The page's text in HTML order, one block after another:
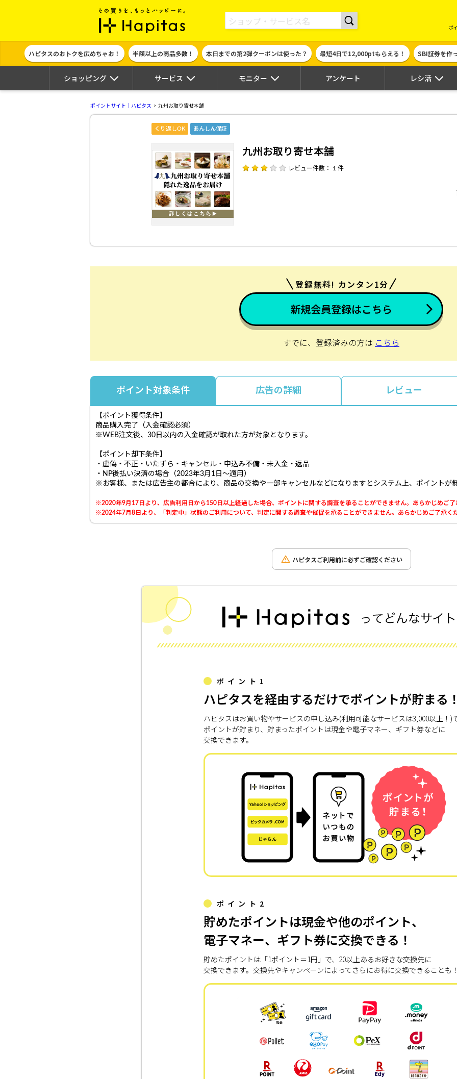
ポイント貯めて現金やギフト券に交換できるポイントサイト | ハピタス
ポ
ハピタスのおトクを広めちゃお！ 半額以上の商品多数！ 本日までの第2弾クーポンは使った？ 最短4日で12,000ptもらえる！ SBI証券を作
ショッピング サービス モニター アンケート レシ活
ポイントサイト｜ハピタス 九州お取り寄せ本舗
くり返しOK あんしん保証
九州お取り寄せ本舗
レビュー件数： 1 件
登録無料! カンタン1分
新規会員登録はこちら
すでに、登録済みの方は こちら
ポイント対象条件 広告の詳細 レビュー
【ポイント獲得条件】
商品購入完了（入金確認必須）
※WEB注文後、30日以内の入金確認が取れた方が対象となります。
【ポイント却下条件】
・虚偽・不正・いたずら・キャンセル・申込み不備・未入金・返品
・NP後払い決済の場合（2023年3月1日～適用）
※お客様、または広告主の都合により、商品の交換や一部キャンセルなどになりますとシステム上、ポイントが
※2020年9月17日より、広告利用日から150日以上経過した場合、ポイントに関する調査を承ることができません。あらかじめご了
※2024年7月8日より、「判定中」状態のご利用について、判定に関する調査や催促を承ることができません。あらかじめご了承く
ハピタスご利用前に必ずご確認ください
ポイント1
ハピタスを経由するだけでポイントが貯まる
ハピタスはお買い物やサービスの申し込み(利用可能なサービスは3,000以上！)
ポイントが貯まり、貯まったポイントは現金や電子マネー、ギフト券などに
交換できます。
ポイント2
貯めたポイントは現金や他のポイント、
電子マネー、ギフト券に交換できる！
貯めたポイントは「1ポイント＝1円」で、20以上あるお好きな交換先に
交換できます。交換先やキャンペーンによってさらにお得に交換できることも